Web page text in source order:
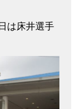
は床井選手